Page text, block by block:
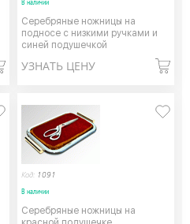
Серебряные ножницы на
подносе с низкими ручками и
синей подушечкой
УЗНАТЬ ЦЕНУ
Код: 1091
В наличии
Серебряные ножницы на